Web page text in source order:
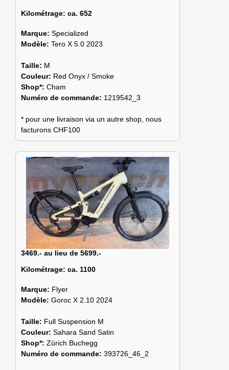
Kilométrage: ca. 652
Marque: Specialized
Modèle: Tero X 5.0 2023
Taille: M
Couleur: Red Onyx / Smoke
Shop*: Cham
Numéro de commande: 1219542_3
* pour une livraison via un autre shop, nous
facturons CHF100
3469.- au lieu de 5699.-
Kilométrage: ca. 1100
Marque: Flyer
Modèle: Goroc X 2.10 2024
Taille: Full Suspension M
Couleur: Sahara Sand Satin
Shop*: Zürich Buchegg
Numéro de commande: 393726_46_2